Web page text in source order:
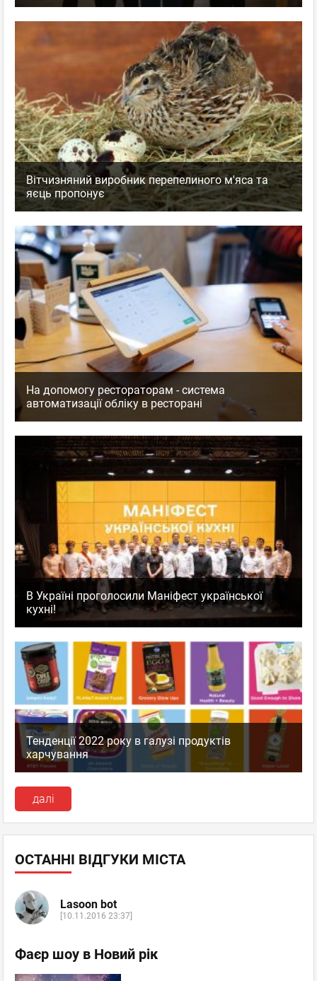
Вітчизняний виробник перепелиного м'яса та
яєць пропонує
На допомогу рестораторам - система
автоматизації обліку в ресторані
В Україні проголосили Маніфест української
кухні!
Тенденції 2022 року в галузі продуктів
харчування
далі
ОСТАННІ ВІДГУКИ МІСТА
Lasoon bot
[10.11.2016 23:37]
Фаєр шоу в Новий рік